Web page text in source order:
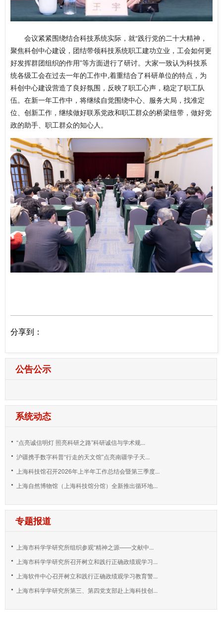
会议紧紧围绕结合科技系统实际，就“践行党的二十大精神，
聚焦科创中心建设，团结带领科技系统职工建功立业，工会如何更
好发挥群团组织的作用”等方面进行了研讨。大家一致认为科技系
统各级工会在过去一年的工作中,着重结合了科研单位的特点，为
科创中心建设营造了良好氛围，反映了职工心声，稳定了职工队
伍。在新一年工作中，将继续自觉围绕中心、服务大局，找准定
位、创新工作，继续做好联系党政和职工群众的桥梁纽带，做好党
政的助手、职工群众的知心人。
分享到：
公告公示
系统动态
“点亮诚信明灯 照亮科研之路”科研诚信与学术规...
沪疆携手数字科普“行走的天文馆”点亮南疆学子天...
上海科技馆召开2026年上半年工作总结会暨第三季度...
上海自然博物馆（上海科技馆分馆）全新推出循环地...
专题报道
上海市科学学研究所组织参观“精神之源——文献中...
上海市科学学研究所召开树立和践行正确政绩观学习...
上海软件中心召开树立和践行正确政绩观学习教育警...
上海市科学学研究所第三、第四党支部赴上海科技创...